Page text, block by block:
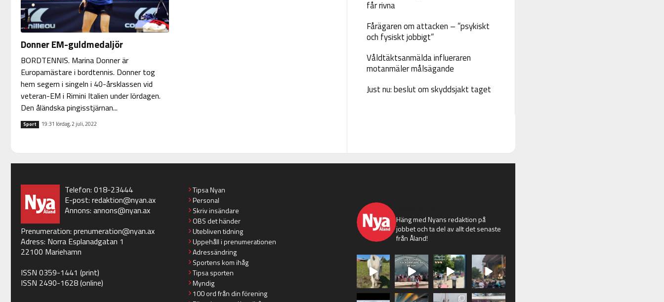
Donner EM-guldmedaljör
BORDTENNIS. Marina Donner är
Europamästare i bordtennis. Donner tog
hem segern i singeln i 40-årsklassen vid
veteran-EM i Rimini Italien under lördagen.
Den åländska pingisstjärnan...
Sport 19:31 lördag, 2 juli, 2022
får rivna
Fårägaren om attacken – ”psykiskt
och fysiskt jobbigt”
Våldtäktsanmälda influeraren
motanmäler målsägande
Just nu: beslut om skyddsjakt taget
Telefon: 018-23444
E-post: redaktion@nyan.ax
Annons: annons@nyan.ax
Prenumeration: prenumeration@nyan.ax
Adress: Norra Esplanadgatan 1
22100 Mariehamn
ISSN 0359-1441 (print)
ISSN 2490-1628 (online)
Tipsa Nyan
Personal
Skriv insändare
OBS det händer
Utebliven tidning
Uppehåll i prenumerationen
Adressändring
Sportens kom ihåg
Tipsa sporten
Myndig
100 ord från din förening
Häng med Nyans redaktion på
jobbet och ta del av allt det senaste
från Åland!